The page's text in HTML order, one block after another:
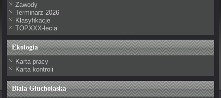
Zawody
Terminarz 2026
Klasyfikacje
TOPXXX-lecia
Ekologia
Karta pracy
Karta kontroli
Biała Głuchołaska